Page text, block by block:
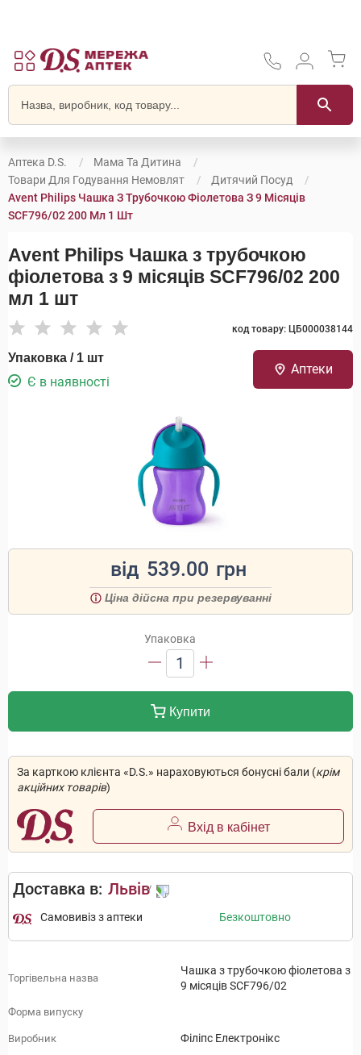
Аптека D.S.
Мама Та Дитина
Товари Для Годування Немовлят
Дитячий Посуд
Avent Philips Чашка З Трубочкою Фіолетова З 9 Місяців
SCF796/02 200 Мл 1 Шт
Avent Philips Чашка з трубочкою
фіолетова з 9 місяців SCF796/02 200
мл 1 шт
код товару: ЦБ000038144
Упаковка / 1 шт
Є в наявності
Аптеки
від 539.00 грн
Ціна дійсна при резервуванні
Упаковка
1
Купити
За карткою клієнта «D.S.» нараховуються бонусні бали (крім
акційних товарів)
Вхід в кабінет
Доставка в: Львів
Самовивіз з аптеки Безкоштовно
Торгівельна назва
Чашка з трубочкою фіолетова з
9 місяців SCF796/02
Форма випуску
Виробник Філіпс Електронікс